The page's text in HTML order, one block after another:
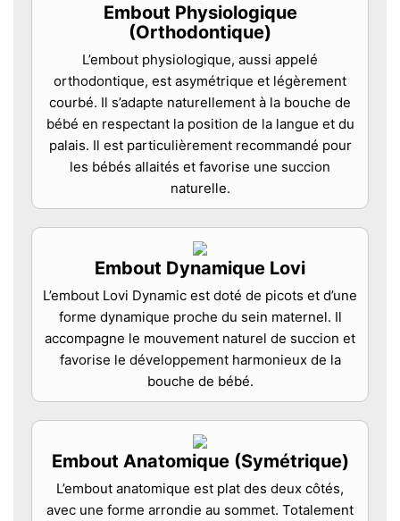
Embout Physiologique
(Orthodontique)
L’embout physiologique, aussi appelé
orthodontique, est asymétrique et légèrement
courbé. Il s’adapte naturellement à la bouche de
bébé en respectant la position de la langue et du
palais. Il est particulièrement recommandé pour
les bébés allaités et favorise une succion
naturelle.
Embout Dynamique Lovi
L’embout Lovi Dynamic est doté de picots et d’une
forme dynamique proche du sein maternel. Il
accompagne le mouvement naturel de succion et
favorise le développement harmonieux de la
bouche de bébé.
Embout Anatomique (Symétrique)
L’embout anatomique est plat des deux côtés,
avec une forme arrondie au sommet. Totalement